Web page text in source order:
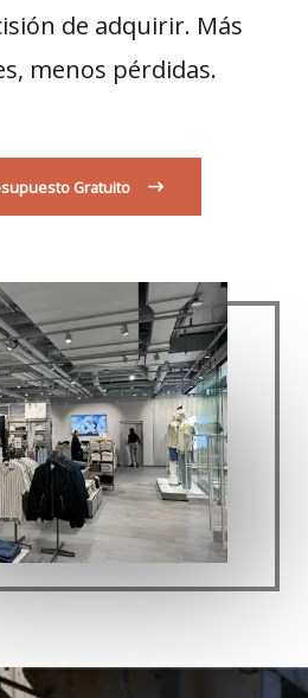
de adquirir. Más
menos pérdidas.
Gratuito